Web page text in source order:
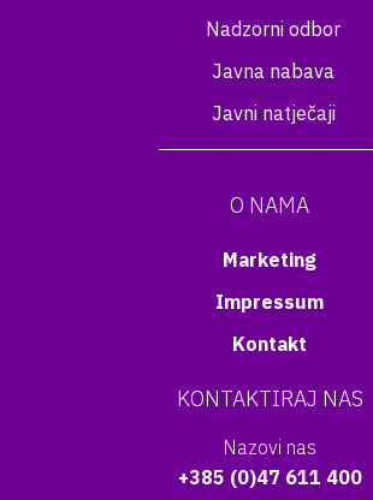
Nadzorni odbor
Javna nabava
Javni natječaji
O NAMA
Marketing
Impressum
Kontakt
KONTAKTIRAJ NAS
Nazovi nas
+385 (0)47 611 400